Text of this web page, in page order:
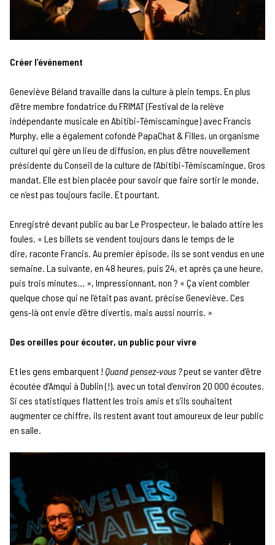
Créer l’événement
Geneviève Béland travaille dans la culture à plein temps. En plus
d’être membre fondatrice du FRIMAT (Festival de la relève
indépendante musicale en Abitibi-Témiscamingue) avec Francis
Murphy, elle a également cofondé PapaChat & Filles, un organisme
culturel qui gère un lieu de diffusion, en plus d’être nouvellement
présidente du Conseil de la culture de l’Abitibi-Témiscamingue. Gros
mandat. Elle est bien placée pour savoir que faire sortir le monde,
ce n’est pas toujours facile. Et pourtant.
Enregistré devant public au bar Le Prospecteur, le balado attire les
foules. « Les billets se vendent toujours dans le temps de le
dire, raconte Francis. Au premier épisode, ils se sont vendus en une
semaine. La suivante, en 48 heures, puis 24, et après ça une heure,
puis trois minutes… », Impressionnant, non ? « Ça vient combler
quelque chose qui ne l’était pas avant, précise Geneviève. Ces
gens-là ont envie d’être divertis, mais aussi nourris. »
Des oreilles pour écouter, un public pour vivre
Et les gens embarquent ! Quand pensez-vous ?peut se vanter d’être
écoutée d’Amqui à Dublin (!), avec un total d’environ 20 000 écoutes.
Si ces statistiques flattent les trois amis et s’ils souhaitent
augmenter ce chiffre, ils restent avant tout amoureux de leur public
en salle.